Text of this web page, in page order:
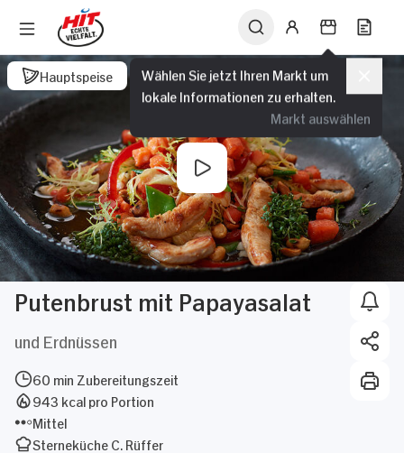
Wählen Sie jetzt Ihren Markt um
lokale Informationen zu erhalten.
Markt auswählen
Hauptspeise
Putenbrust mit Papayasalat
und Erdnüssen
60 min Zubereitungszeit
943 kcal pro Portion
Mittel
Sterneküche C. Rüffer